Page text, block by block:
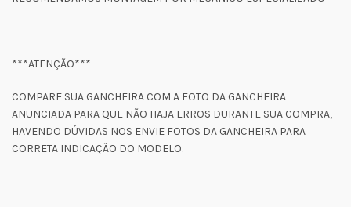
***ATENÇÃO***
COMPARE SUA GANCHEIRA COM A FOTO DA GANCHEIRA
ANUNCIADA PARA QUE NÃO HAJA ERROS DURANTE SUA COMPRA,
HAVENDO DÚVIDAS NOS ENVIE FOTOS DA GANCHEIRA PARA
CORRETA INDICAÇÃO DO MODELO.